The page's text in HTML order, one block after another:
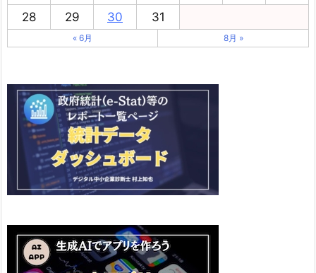
28
29 30 31
« 6月 8月 »